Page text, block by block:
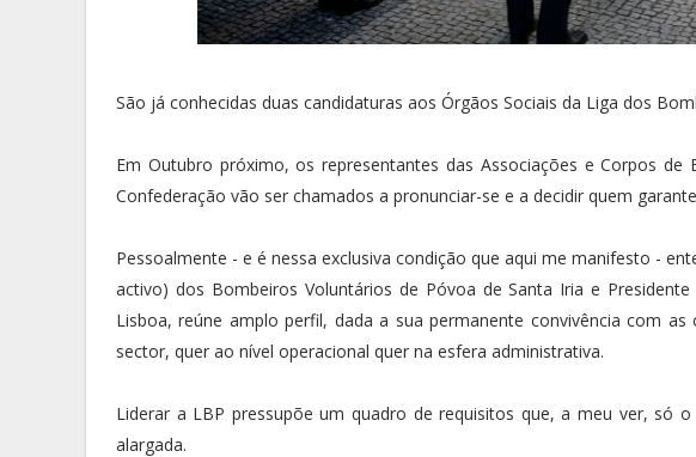
São já conhecidas duas candidaturas aos Órgãos Sociais da Liga dos
Em Outubro próximo, os representantes das Associações e Corpos
Confederação vão ser chamados a pronunciar-se e a decidir quem
Pessoalmente - e é nessa exclusiva condição que aqui me manifesto -
activo) dos Bombeiros Voluntários de Póvoa de Santa Iria e
Lisboa, reúne amplo perfil, dada a sua permanente convivência com
sector, quer ao nível operacional quer na esfera administrativa.
Liderar a LBP pressupõe um quadro de requisitos que, a meu ver, só
alargada.